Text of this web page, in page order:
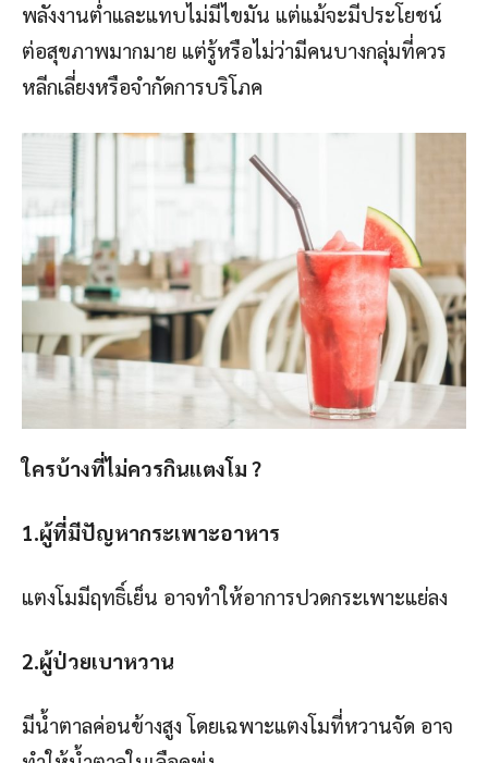
พลังงานต่ำและแทบไม่มีไขมัน แต่แม้จะมีประโยชน์
ต่อสุขภาพมากมาย แต่รู้หรือไม่ว่ามีคนบางกลุ่มที่ควร
หลีกเลี่ยงหรือจำกัดการบริโภค
ใครบ้างที่ไม่ควรกินแตงโม ?
1.ผู้ที่มีปัญหากระเพาะอาหาร
แตงโมมีฤทธิ์เย็น อาจทำให้อาการปวดกระเพาะแย่ลง
2.ผู้ป่วยเบาหวาน
มีน้ำตาลค่อนข้างสูง โดยเฉพาะแตงโมที่หวานจัด อาจ